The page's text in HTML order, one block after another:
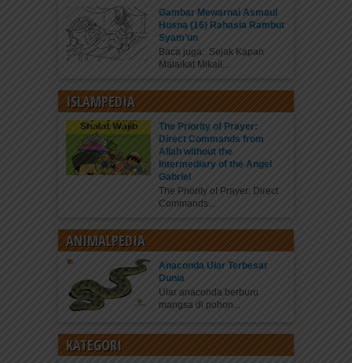
Gambar Mewarnai Asmaul
Husna (16) Rahasia Rambut
Syam’un
Baca juga: Sejak Kapan
Malaikat Mikail...
ISLAMPEDIA
The Priority of Prayer:
Direct Commands from
Allah without the
Intermediary of the Angel
Gabriel
The Priority of Prayer: Direct
Commands...
ANIMALPEDIA
Anaconda Ular Terbesar
Dunia
Ular anaconda berburu
mangsa di pohon...
KATEGORI